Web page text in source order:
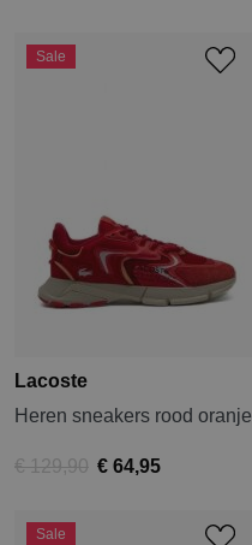
Sale
Lacoste
Heren sneakers rood oranje
€ 129,90 € 64,95
Sale